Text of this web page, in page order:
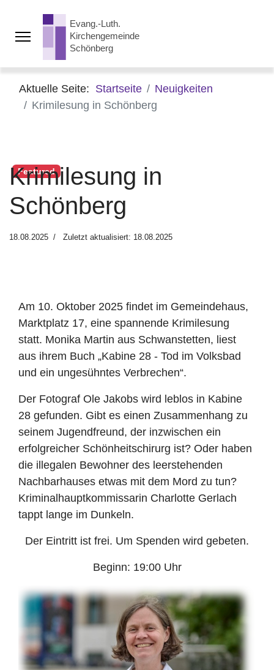
Aktuelle Seite: Startseite
Neuigkeiten
Krimilesung in Schönberg
Featured
Krimilesung in
Schönberg
18.08.2025 Zuletzt aktualisiert: 18.08.2025
Am 10. Oktober 2025 findet im Gemeindehaus,
Marktplatz 17, eine spannende Krimilesung
statt. Monika Martin aus Schwanstetten, liest
aus ihrem Buch „Kabine 28 - Tod im Volksbad
und ein ungesühntes Verbrechen“.
Der Fotograf Ole Jakobs wird leblos in Kabine
28 gefunden. Gibt es einen Zusammenhang zu
seinem Jugendfreund, der inzwischen ein
erfolgreicher Schönheitschirurg ist? Oder haben
die illegalen Bewohner des leerstehenden
Nachbarhauses etwas mit dem Mord zu tun?
Kriminalhauptkommissarin Charlotte Gerlach
tappt lange im Dunkeln.
Der Eintritt ist frei. Um Spenden wird gebeten.
Beginn: 19:00 Uhr